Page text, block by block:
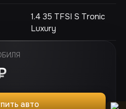
1.4 35 TFSI S Tronic
Luxury
авто